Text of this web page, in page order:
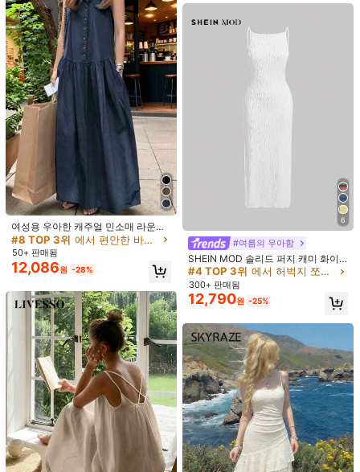
ilikethecolor.Apparentlybecause
unpleasant
to body ,ititches .Maybeafter washing
befine,but Idon 'twanttorisk s but
absoluteoversize
도움이 됨
m***1 색: 민트 그린 / 사이즈: M
material slightly thin ..needto wear dress
제품 세부 정보
소재:
워븐 패브릭
구성:
95.0% 비스코스, 5.0% 아마
세부 사항:
드로스트링, 매듭, 스플릿
더 보기
Aalyst
4.81
176K 팔로워
k***1이(가)하루 전에지불됨
4.81 176K 팔로워
4.81 176K 팔로워
최근 84K개 판매됨 33K 재구매 팔로워 급증 17%
이 상점은 「부티크 트렌디」 로 선정되었습니다
팔로잉 모든 항목
여성용 우아한 캐주얼 민소매 라운드
넥 A라인 롱 드레스 포켓 포함, 여름
신상품
#8 TOP 3위 에서 편안한 바닥까지 내려오는 드레스
50+ 판매됨
12,086원 -28%
6
#여름의 우아함
SHEIN MOD 솔리드 퍼지 캐미 화이
트 텍스처 롱 드레스
#4 TOP 3위 에서 허벅지 쪼개짐 여성 드레스
300+ 판매됨
12,790원 -25%